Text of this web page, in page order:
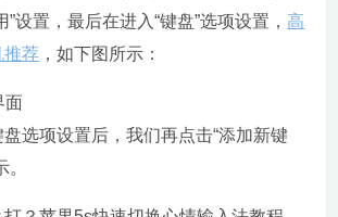
”设置，最后在进入“键盘”选项设置，高
推荐 ，如下图所示：
选项设置后，我们再点击“添加新键